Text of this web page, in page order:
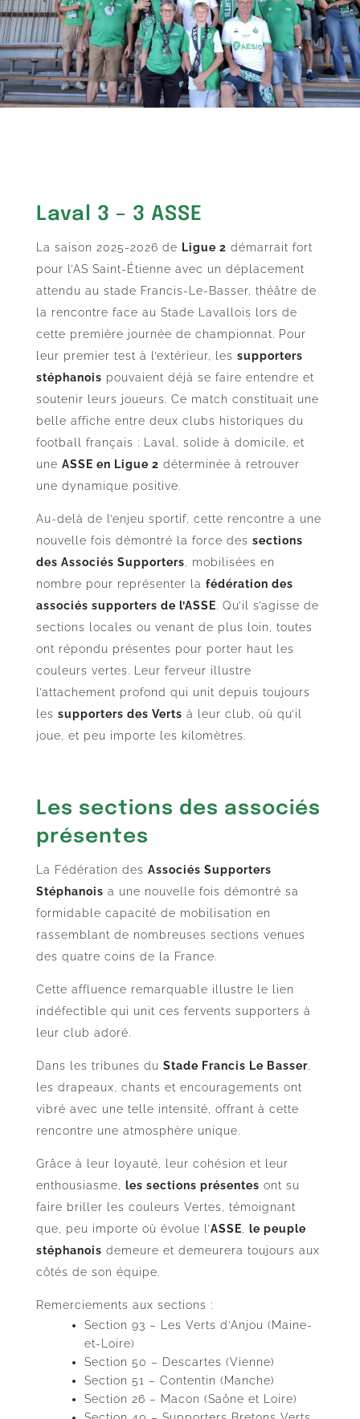
Laval 3 – 3 ASSE
La saison 2025-2026 de Ligue 2 démarrait fort
pour l’AS Saint-Étienne avec un déplacement
attendu au stade Francis-Le-Basser, théâtre de
la rencontre face au Stade Lavallois lors de
cette première journée de championnat. Pour
leur premier test à l’extérieur, les supporters
stéphanois pouvaient déjà se faire entendre et
soutenir leurs joueurs. Ce match constituait une
belle affiche entre deux clubs historiques du
football français : Laval, solide à domicile, et
une ASSE en Ligue 2 déterminée à retrouver
une dynamique positive.
Au-delà de l’enjeu sportif, cette rencontre a une
nouvelle fois démontré la force des sections
des Associés Supporters , mobilisées en
nombre pour représenter la fédération des
associés supporters de l’ASSE . Qu’il s’agisse de
sections locales ou venant de plus loin, toutes
ont répondu présentes pour porter haut les
couleurs vertes. Leur ferveur illustre
l’attachement profond qui unit depuis toujours
les supporters des Verts à leur club, où qu’il
joue, et peu importe les kilomètres.
Les sections des associés
présentes
La Fédération des Associés Supporters
Stéphanois a une nouvelle fois démontré sa
formidable capacité de mobilisation en
rassemblant de nombreuses sections venues
des quatre coins de la France.
Cette affluence remarquable illustre le lien
indéfectible qui unit ces fervents supporters à
leur club adoré.
Dans les tribunes du Stade Francis Le Basser,
les drapeaux, chants et encouragements ont
vibré avec une telle intensité, offrant à cette
rencontre une atmosphère unique.
Grâce à leur loyauté, leur cohésion et leur
enthousiasme,
les sections présentes ont su
faire briller les couleurs Vertes, témoignant
que, peu importe où évolue l’ASSE
le peuple
stéphanois demeure et demeurera toujours aux
côtés de son équipe.
Remerciements aux sections :
Section 93 – Les Verts d’Anjou (Maine-
et-Loire)
Section 50 – Descartes (Vienne)
Section 51 – Contentin (Manche)
Section 26 – Macon (Saône et Loire)